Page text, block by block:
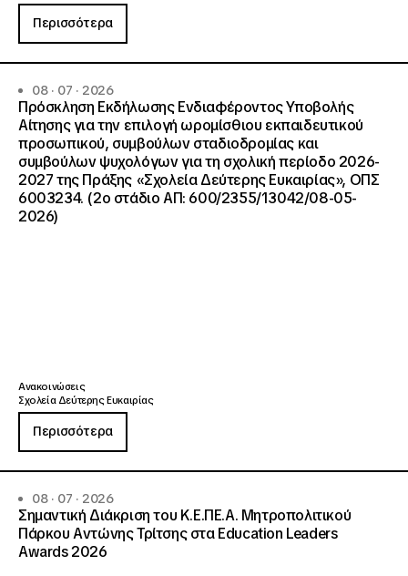
Περισσότερα
08 · 07 · 2026
Πρόσκληση Εκδήλωσης Ενδιαφέροντος Υποβολής
Αίτησης για την επιλογή ωρομίσθιου εκπαιδευτικού
προσωπικού, συμβούλων σταδιοδρομίας και
συμβούλων ψυχολόγων για τη σχολική περίοδο 2026-
2027 της Πράξης «Σχολεία Δεύτερης Ευκαιρίας», ΟΠΣ
6003234. (2ο στάδιο ΑΠ: 600/2355/13042/08-05-
2026)
Ανακοινώσεις
Σχολεία Δεύτερης Ευκαιρίας
Περισσότερα
08 · 07 · 2026
Σημαντική Διάκριση του Κ.Ε.ΠΕ.Α. Μητροπολιτικού
Πάρκου Αντώνης Τρίτσης στα Education Leaders
Awards 2026